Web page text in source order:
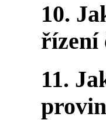
10.
řízení
11.